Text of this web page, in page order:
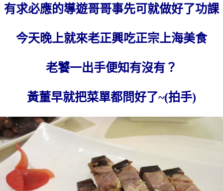
有求必應的導遊哥哥事先可就做好了功課
今天晚上就來老正興吃正宗上海美食
老饕一出手便知有沒有？
黃董早就把菜單都問好了~(拍手)